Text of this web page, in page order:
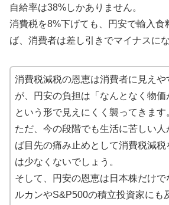
自給率は38%しかありません。
消費税を8%下げても、円安で輸入食
ば、消費者は差し引きでマイナスに
消費税減税の恩恵は消費者に見えや
が、円安の負担は「なんとなく物価
という形で見えにくく襲ってきます
ただ、今の段階でも生活に苦しい人
ば目先の痛み止めとして消費税減税
は少なくないでしょう。
そして、円安の恩恵は日本株だけで
ルカンやS&P500の積立投資家にも